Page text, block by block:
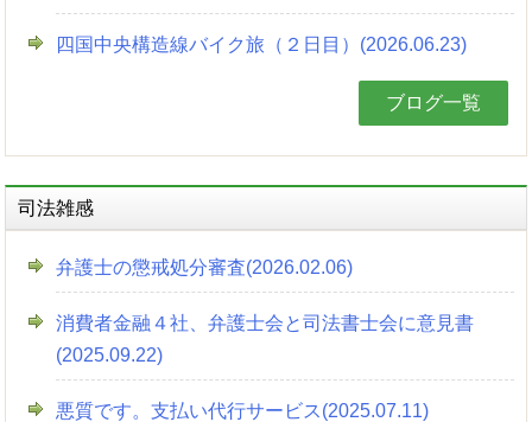
四国中央構造線バイク旅（２日目）(2026.06.23)
ブログ一覧
司法雑感
弁護士の懲戒処分審査(2026.02.06)
消費者金融４社、弁護士会と司法書士会に意見書
(2025.09.22)
悪質です。支払い代行サービス(2025.07.11)